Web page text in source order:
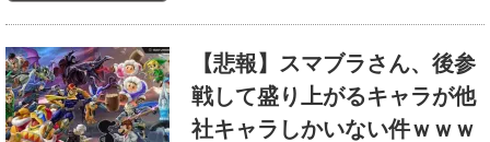
【悲報】スマブラさん、後参
戦して盛り上がるキャラが他
社キャラしかいない件ｗｗｗ